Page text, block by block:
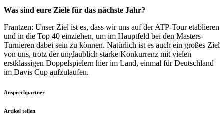
angepasst werden.
Was sind eure Ziele für das nächste Jahr?
Frantzen: Unser Ziel ist es, dass wir uns auf der ATP-Tour etablieren
und in die Top 40 einziehen, um im Hauptfeld bei den Masters-
Turnieren dabei sein zu können. Natürlich ist es auch ein großes Ziel
von uns, trotz der unglaublich starke Konkurrenz mit vielen
erstklassigen Doppelspielern hier im Land, einmal für Deutschland
im Davis Cup aufzulaufen.
Ansprechpartner
Artikel teilen